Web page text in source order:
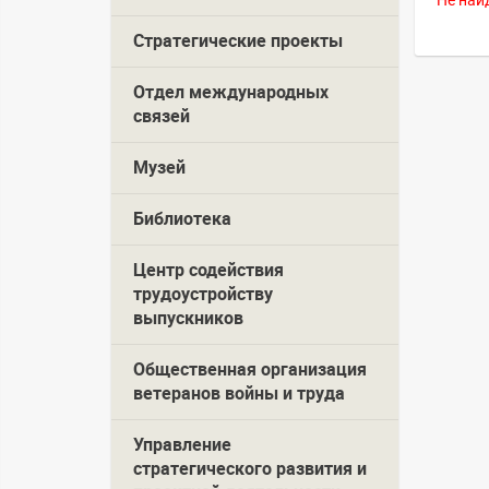
Стратегические проекты
Отдел международных
связей
Музей
Библиотека
Центр содействия
трудоустройству
выпускников
Общественная организация
ветеранов войны и труда
Управление
стратегического развития и